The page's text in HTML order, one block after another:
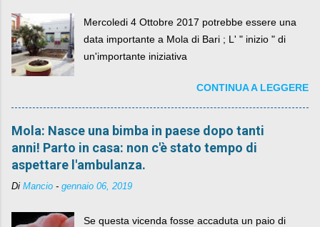
Mercoledi 4 Ottobre 2017 potrebbe essere una
data importante a Mola di Bari ; L' " inizio " di
un'importante iniziativa
CONTINUA A LEGGERE
Mola: Nasce una bimba in paese dopo tanti
anni! Parto in casa: non c'è stato tempo di
aspettare l'ambulanza.
Di Mancio - gennaio 06, 2019
Se questa vicenda fosse accaduta un paio di